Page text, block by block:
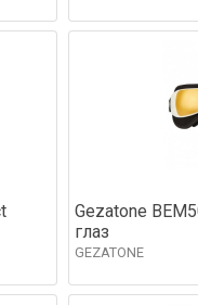
Gezatone
глаз
GEZATONE